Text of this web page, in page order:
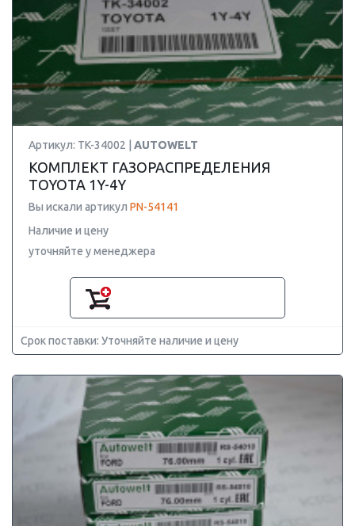
Артикул: TK-34002 | AUTOWELT
КОМПЛЕКТ ГАЗОРАСПРЕДЕЛЕНИЯ
TOYOTA 1Y-4Y
Вы искали артикул PN-54141
Наличие и цену
уточняйте у менеджера
Срок поставки: Уточняйте наличие и цену